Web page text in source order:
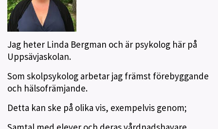
Jag heter Linda Bergman och är psykolog här på
Uppsävjaskolan.
Som skolpsykolog arbetar jag främst förebyggande
och hälsofrämjande.
Detta kan ske på olika vis, exempelvis genom;